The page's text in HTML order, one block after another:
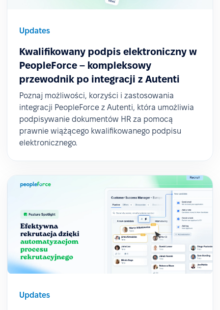
Updates
Kwalifikowany podpis elektroniczny w
PeopleForce – kompleksowy
przewodnik po integracji z Autenti
Poznaj możliwości, korzyści i zastosowania
integracji PeopleForce z Autenti, która umożliwia
podpisywanie dokumentów HR za pomocą
prawnie wiążącego kwalifikowanego podpisu
elektronicznego.
Updates